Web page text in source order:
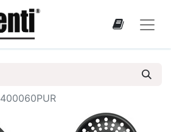
400060PUR